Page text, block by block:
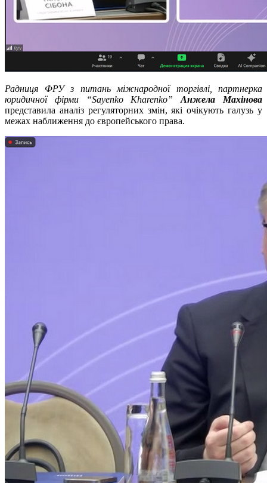
Радниця ФРУ з питань міжнародної торгівлі, партнерка
юридичної фірми “Sayenko Kharenko”Анжела Махінова
представила аналіз регуляторних змін, які очікують галузь у
межах наближення до європейського права.